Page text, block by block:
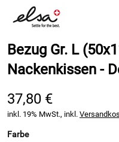
Bezug Gr. L
Nackenkissen -
37,80 €
inkl. 19% MwSt., inkl.
Farbe